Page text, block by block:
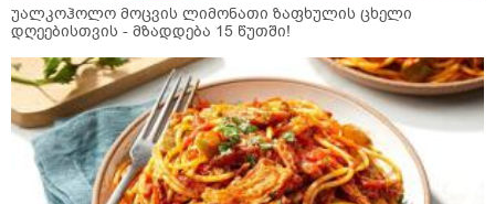
უალკოჰოლო მოცვის ლიმონათი ზაფხულის ცხელი
დღეებისთვის - მზადდება 15 წუთში!